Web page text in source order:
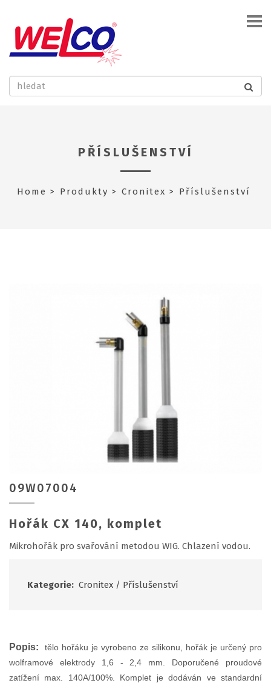
PŘÍSLUŠENSTVÍ
Home Produkty Cronitex Příslušenství
09W07004
Hořák CX 140, komplet
Mikrohořák pro svařování metodou WIG. Chlazení vodou.
Kategorie: Cronitex / Příslušenství
Popis:
tělo hořáku je vyrobeno ze silikonu, hořák je určený pro
wolframové elektrody 1,6 - 2,4 mm. Doporučené proudové
zatížení max. 140A/100%. Komplet je dodáván ve standardní